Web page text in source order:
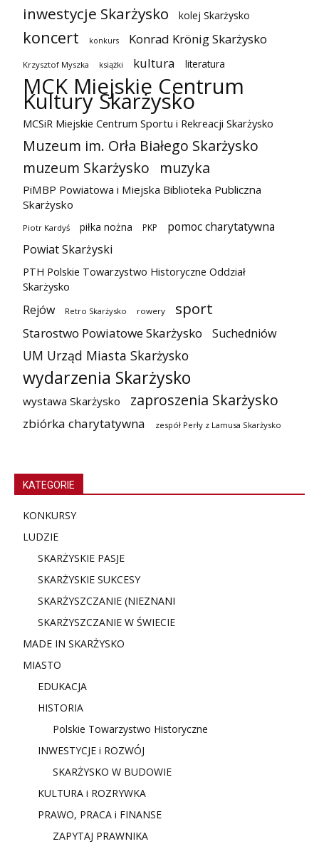
inwestycje Skarżysko kolej Skarżysko
koncert konkurs Konrad Krönig Skarżysko
Krzysztof Myszka książki kultura literatura
MCK Miejskie Centrum
Kultury Skarżysko
MCSiR Miejskie Centrum Sportu i Rekreacji Skarżysko
Muzeum im. Orła Białego Skarżysko
muzeum Skarżysko
muzyka
PiMBP Powiatowa i Miejska Biblioteka Publiczna
Skarżysko
Piotr Kardyś piłka nożna PKP
pomoc charytatywna
Powiat Skarżyski
PTH Polskie Towarzystwo Historyczne Oddział
Skarżysko
Rejów Retro Skarżysko rowery sport
Starostwo Powiatowe Skarżysko Suchedniów
UM Urząd Miasta Skarżysko
wydarzenia Skarżysko
wystawa Skarżysko zaproszenia Skarżysko
zbiórka charytatywna zespół Perły z Lamusa Skarżysko
KATEGORIE
KONKURSY
LUDZIE
SKARŻYSKIE PASJE
SKARŻYSKIE SUKCESY
SKARŻYSZCZANIE (NIEZNANI
SKARŻYSZCZANIE W ŚWIECIE
MADE IN SKARŻYSKO
MIASTO
EDUKACJA
HISTORIA
Polskie Towarzystwo Historyczne
INWESTYCJE i ROZWÓJ
SKARŻYSKO W BUDOWIE
KULTURA i ROZRYWKA
PRAWO, PRACA i FINANSE
ZAPYTAJ PRAWNIKA